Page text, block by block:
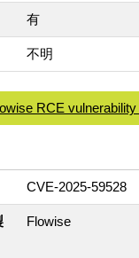
有
不明
RCE
CVE-2025-59528
Flowise